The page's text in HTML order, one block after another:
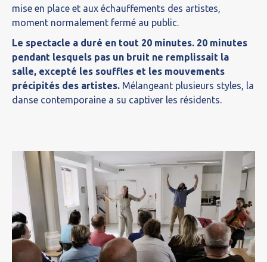
mise en place et aux échauffements des artistes,
moment normalement fermé au public.
Le spectacle a duré en tout 20 minutes. 20 minutes
pendant lesquels pas un bruit ne remplissait la
salle, excepté les souffles et les mouvements
précipités des artistes. Mélangeant plusieurs styles, la
danse contemporaine a su captiver les résidents.